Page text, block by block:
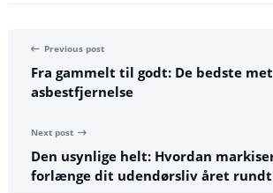
Previous post
Fra gammelt til godt: De bedste
asbestfjernelse
Next post
Den usynlige helt: Hvordan
forlænge dit udendørsliv året rundt